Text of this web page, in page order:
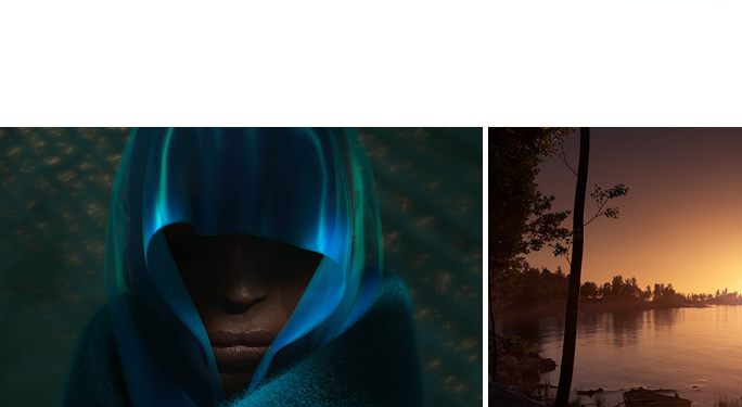
Digital portraits